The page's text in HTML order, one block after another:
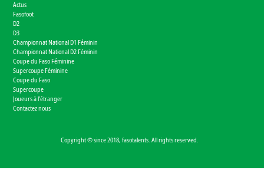
Actus
Fasofoot
D2
D3
Championnat National D1 Féminin
Championnat National D2 Féminin
Coupe du Faso Féminine
Supercoupe Féminine
Coupe du Faso
Supercoupe
Joueurs à l'étranger
Contactez nous
Copyright © since 2018, fasotalents. All rights reserved.